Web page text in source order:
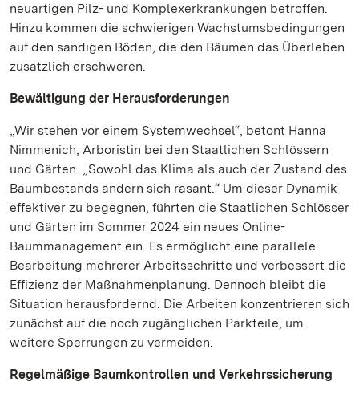
neuartigen Pilz- und Komplexerkrankungen betroffen.
Hinzu kommen die schwierigen Wachstumsbedingungen
auf den sandigen Böden, die den Bäumen das Überleben
zusätzlich erschweren.
Bewältigung der Herausforderungen
„Wir stehen vor einem Systemwechsel“, betont Hanna
Nimmenich, Arboristin bei den Staatlichen Schlössern
und Gärten. „Sowohl das Klima als auch der Zustand des
Baumbestands ändern sich rasant.“ Um dieser Dynamik
effektiver zu begegnen, führten die Staatlichen Schlösser
und Gärten im Sommer 2024 ein neues Online-
Baummanagement ein. Es ermöglicht eine parallele
Bearbeitung mehrerer Arbeitsschritte und verbessert die
Effizienz der Maßnahmenplanung. Dennoch bleibt die
Situation herausfordernd: Die Arbeiten konzentrieren sich
zunächst auf die noch zugänglichen Parkteile, um
weitere Sperrungen zu vermeiden.
Regelmäßige Baumkontrollen und Verkehrssicherung